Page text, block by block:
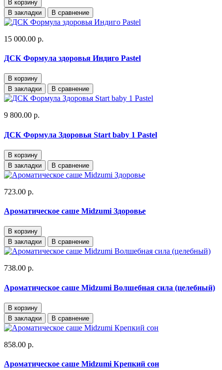
В корзину
В закладки
В сравнение
15 000.00 р.
ДСК Формула здоровья Индиго Pastel
В корзину
В закладки
В сравнение
9 800.00 р.
ДСК Формула Здоровья Start baby 1 Pastel
В корзину
В закладки
В сравнение
723.00 р.
Ароматическое саше Midzumi Здоровье
В корзину
В закладки
В сравнение
738.00 р.
Ароматическое саше Midzumi Волшебная сила (целебный)
В корзину
В закладки
В сравнение
858.00 р.
Ароматическое саше Midzumi Крепкий сон